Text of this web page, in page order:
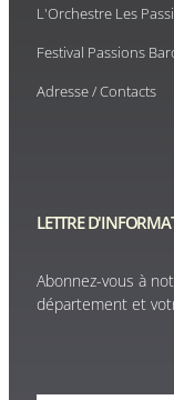
L'Orchestre Les
Festival Passions
Adresse / Contacts
LETTRE
Abonnez-vous à
département et